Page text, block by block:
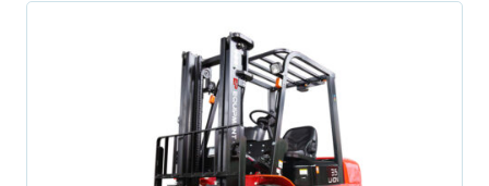
populariteit